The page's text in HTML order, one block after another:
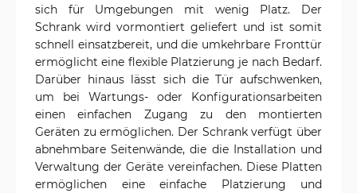
sich für Umgebungen mit wenig Platz. Der
Schrank wird vormontiert geliefert und ist somit
schnell einsatzbereit, und die umkehrbare Fronttür
ermöglicht eine flexible Platzierung je nach Bedarf.
Darüber hinaus lässt sich die Tür aufschwenken,
um bei Wartungs- oder Konfigurationsarbeiten
einen einfachen Zugang zu den montierten
Geräten zu ermöglichen. Der Schrank verfügt über
abnehmbare Seitenwände, die die Installation und
Verwaltung der Geräte vereinfachen. Diese Platten
ermöglichen eine einfache Platzierung und